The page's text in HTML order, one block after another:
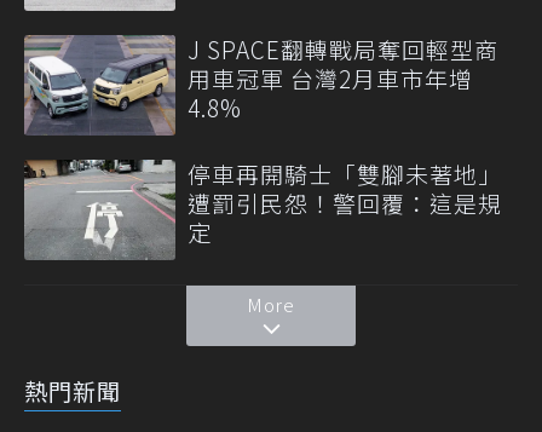
J SPACE翻轉戰局奪回輕型商
用車冠軍 台灣2月車市年增
4.8%
停車再開騎士「雙腳未著地」
遭罰引民怨！警回覆：這是規
定
More
熱門新聞